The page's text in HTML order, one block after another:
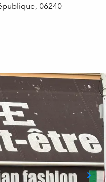
06240